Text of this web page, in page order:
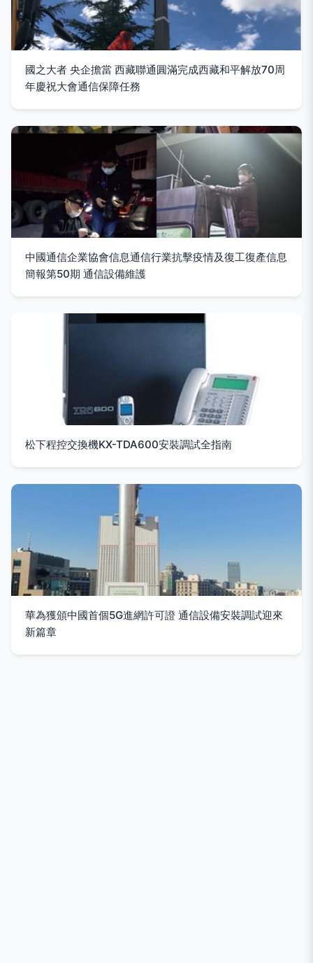
國之大者 央企擔當 西藏聯通圓滿完成西藏和平解放70周
年慶祝大會通信保障任務
中國通信企業協會信息通信行業抗擊疫情及復工復產信息
簡報第50期 通信設備維護
松下程控交換機KX-TDA600安裝調試全指南
華為獲頒中國首個5G進網許可證 通信設備安裝調試迎來
新篇章